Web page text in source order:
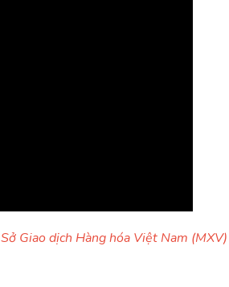
Sở Giao dịch Hàng hóa Việt Nam (MXV)